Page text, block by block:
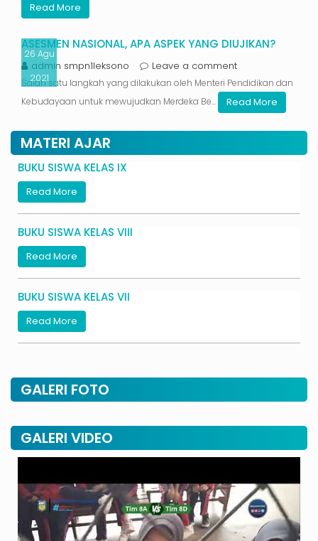
Read More
26 Agu
2021
ASESMEN NASIONAL, APA ASPEK YANG DIUJIKAN?
admin smpn1leksono Leave a comment
Salah satu langkah yang dilakukan oleh Menteri Pendidikan dan
Kebudayaan untuk mewujudkan Merdeka Be...
Read More
MATERI AJAR
BUKU SISWA KELAS IX
Read More
BUKU SISWA KELAS VIII
Read More
BUKU SISWA KELAS VII
Read More
GALERI FOTO
GALERI VIDEO